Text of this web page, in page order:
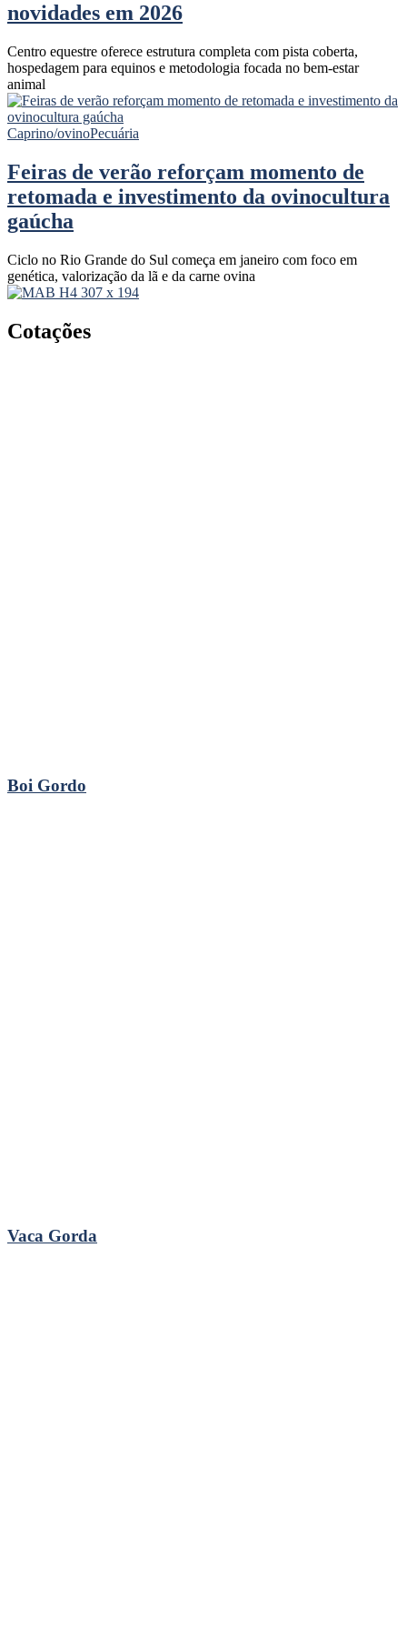
novidades em 2026
Centro equestre oferece estrutura completa com pista coberta,
hospedagem para equinos e metodologia focada no bem-estar
animal
Caprino/ovinoPecuária
Feiras de verão reforçam momento de
retomada e investimento da ovinocultura
gaúcha
Ciclo no Rio Grande do Sul começa em janeiro com foco em
genética, valorização da lã e da carne ovina
Cotações
Boi Gordo
Vaca Gorda